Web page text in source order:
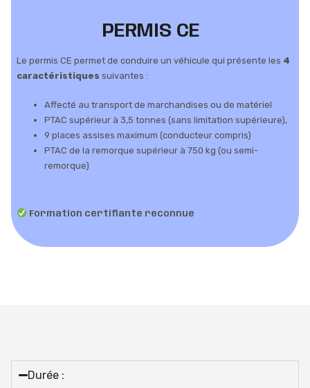
PERMIS CE
Le permis CE permet de conduire un véhicule qui présente les 4
caractéristiques suivantes :
Affecté au transport de marchandises ou de matériel
PTAC supérieur à 3,5 tonnes (sans limitation supérieure),
9 places assises maximum (conducteur compris)
PTAC de la remorque supérieur à 750 kg (ou semi-
remorque)
Formation certifiante reconnue
Durée :